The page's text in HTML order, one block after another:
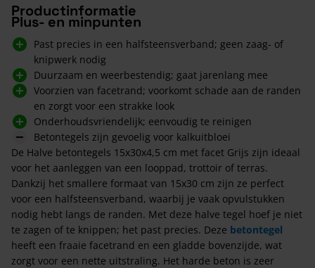
Productinformatie
Plus- en minpunten
Past precies in een halfsteensverband; geen zaag- of
knipwerk nodig
Duurzaam en weerbestendig; gaat jarenlang mee
Voorzien van facetrand; voorkomt schade aan de randen
en zorgt voor een strakke look
Onderhoudsvriendelijk; eenvoudig te reinigen
Betontegels zijn gevoelig voor kalkuitbloei
De Halve betontegels 15x30x4,5 cm met facet Grijs zijn ideaal
voor het aanleggen van een looppad, trottoir of terras.
Dankzij het smallere formaat van 15x30 cm zijn ze perfect
voor een halfsteensverband, waarbij je vaak opvulstukken
nodig hebt langs de randen. Met deze halve tegel hoef je niet
te zagen of te knippen; het past precies. Deze betontegel
heeft een fraaie facetrand en een gladde bovenzijde, wat
zorgt voor een nette uitstraling. Het harde beton is zeer